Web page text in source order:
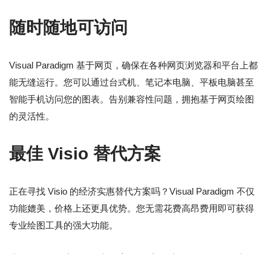
随时随地可访问
Visual Paradigm 基于网页，确保在各种网页浏览器和平台上都
能无缝运行。您可以通过台式机、笔记本电脑、平板电脑甚至
智能手机访问您的图表。告别兼容性问题，拥抱基于网页绘图
的灵活性。
最佳 Visio 替代方案
正在寻找 Visio 的经济实惠替代方案吗？Visual Paradigm 不仅
功能媲美，价格上还更具优势。您无需花费高昂费用即可获得
专业绘图工具的强大功能。